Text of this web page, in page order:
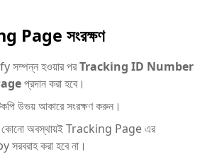
Page সংরক্ষণ
হওয়ার পরTracking ID Number
প্রদান করা হবে।
উভয় আকারে সংরক্ষণ করুন।
কোনো অবস্থায়ই Tracking Page এর
করা হবে না।